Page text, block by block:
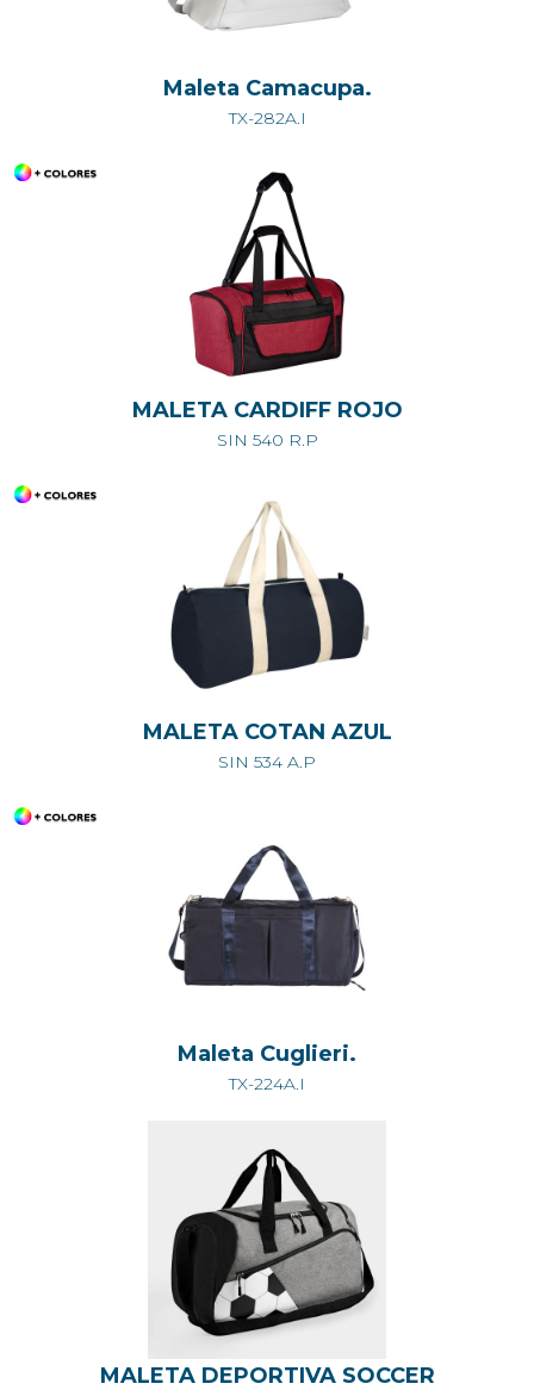
Maleta Camacupa.
TX-282A.I
MALETA CARDIFF ROJO
SIN 540 R.P
MALETA COTAN AZUL
SIN 534 A.P
Maleta Cuglieri.
TX-224A.I
MALETA DEPORTIVA SOCCER